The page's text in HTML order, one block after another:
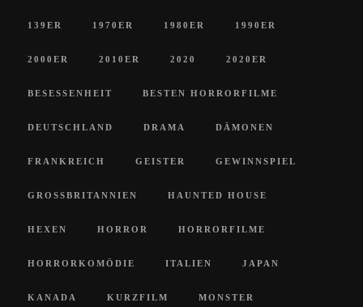
139ER 1970ER 1980ER 1990ER
2000ER 2010ER 2020 2020ER
BESESSENHEIT BESTEN HORRORFILME
DEUTSCHLAND DRAMA DÄMONEN
FRANKREICH GEISTER GEWINNSPIEL
GROSSBRITANNIEN HAUNTED HOUSE
HEXEN HORROR HORRORFILME
HORRORKOMÖDIE ITALIEN JAPAN
KANADA KURZFILM MONSTER